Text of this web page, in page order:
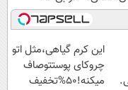
انواع
و
میلیاردر شد.
آموزش رایگان
این کرم گیاهی،مثل اتو
چروکای پوستتوصاف
میکنه!50%تخفیف